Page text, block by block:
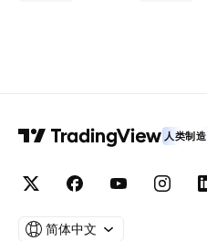
人类制造
简体中文